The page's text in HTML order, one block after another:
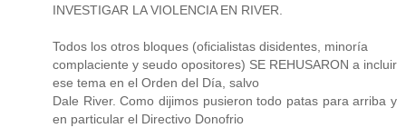
INVESTIGAR LA VIOLENCIA EN RIVER.
Todos los otros bloques (oficialistas disidentes, minoría
complaciente y seudo opositores) SE REHUSARON a incluir
ese tema en el Orden del Día, salvo
Dale River. Como dijimos pusieron todo patas para arriba y
en particular el Directivo Donofrio